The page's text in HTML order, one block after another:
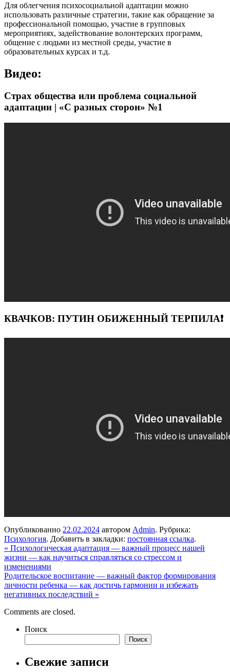
Для облегчения психосоциальной адаптации можно
использовать различные стратегии, такие как обращение за
профессиональной помощью, участие в групповых
мероприятиях, задействование волонтерских программ,
общение с людьми из местной среды, участие в
образовательных курсах и т.д.
Видео:
Страх общества или проблема социальной
адаптации | «С разных сторон» №1
КВАЧКОВ: ПУТИН ОБИЖЕННЫЙ ТЕРПИЛА❗
Опубликованно 22.02.2024 автором Admin. Рубрика:
Психология. Добавить в закладки: постоянная ссылка.
« Психологическая адаптация — важный процесс нашей
жизни — как научиться справляться со стрессом и
изменениями
Родительское воспитание — важный фактор формирования
личности ребенка — как достичь гармонии и избежать
негативных последствий »
Comments are closed.
Поиск
Поиск
Свежие записи